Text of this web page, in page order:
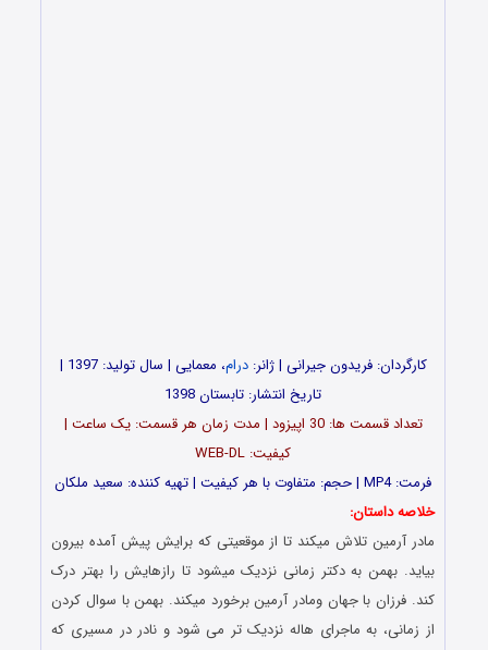
کارگردان: فریدون جیرانی | ژانر:درام
، معمایی | سال تولید: 1397 |
تاریخ انتشار: تابستان 1398
تعداد قسمت ها: 30 اپیزود | مدت زمان هر قسمت: یک ساعت |
کیفیت: WEB-DL
فرمت: MP4 | حجم: متفاوت با هر کیفیت | تهیه کننده: سعید ملکان
خلاصه داستان:
مادر آرمین تلاش میکند تا از موقعیتی که برایش پیش آمده بیرون
بیاید. بهمن به دکتر زمانی نزدیک میشود تا رازهایش را بهتر درک
کند. فرزان با جهان و‌مادر آرمین برخورد میکند. بهمن با سوال کردن
از زمانی، به ماجرای هاله نزدیک تر می شود و نادر در مسیری که